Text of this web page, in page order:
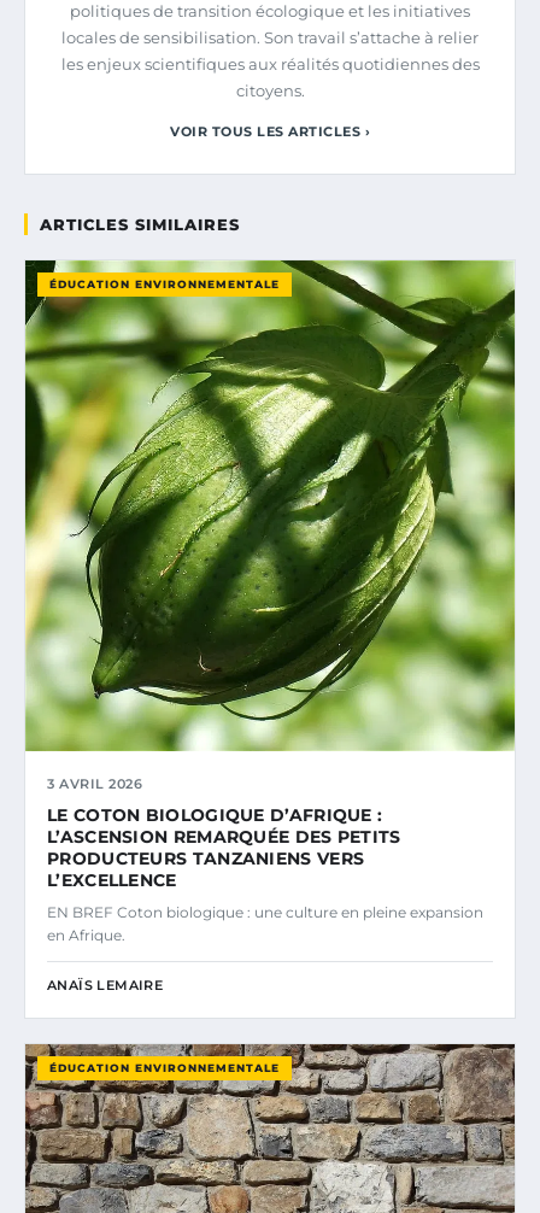
politiques de transition écologique et les initiatives
locales de sensibilisation. Son travail s’attache à relier
les enjeux scientifiques aux réalités quotidiennes des
citoyens.
VOIR TOUS LES ARTICLES ›
ARTICLES SIMILAIRES
ÉDUCATION ENVIRONNEMENTALE
3 AVRIL 2026
LE COTON BIOLOGIQUE D’AFRIQUE :
L’ASCENSION REMARQUÉE DES PETITS
PRODUCTEURS TANZANIENS VERS
L’EXCELLENCE
EN BREF Coton biologique : une culture en pleine expansion
en Afrique.
ANAÏS LEMAIRE
ÉDUCATION ENVIRONNEMENTALE